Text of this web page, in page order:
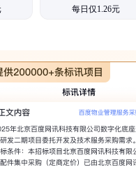
每日仅1.26元